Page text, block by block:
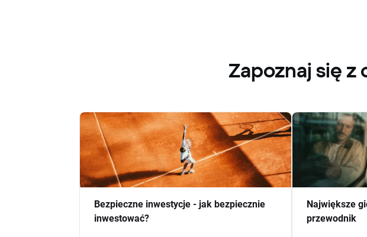
Zapoznaj się z
Bezpieczne inwestycje - jak bezpiecznie
inwestować?
Największe
przewodnik